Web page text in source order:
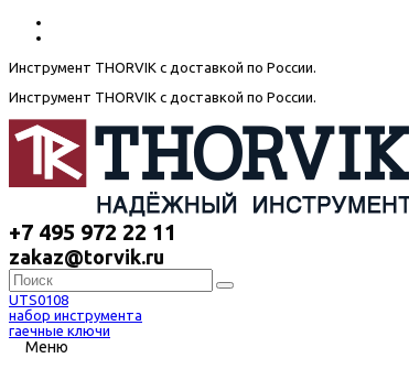
Инструмент THORVIK с доставкой по России.
Инструмент THORVIK с доставкой по России.
+7 495 972 22 11
zakaz@torvik.ru
UTS0108
набор инструмента
гаечные ключи
Меню